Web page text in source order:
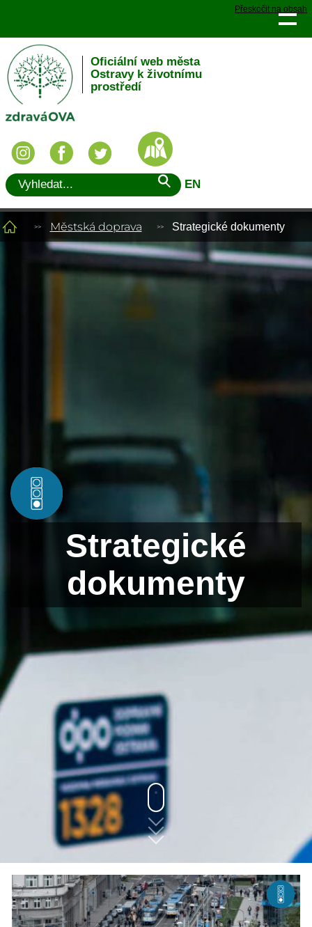
Přeskočit na obsah
Oficiální web města
Ostravy k životnímu
prostředí
EN
Městská doprava Strategické dokumenty
Strategické
dokumenty